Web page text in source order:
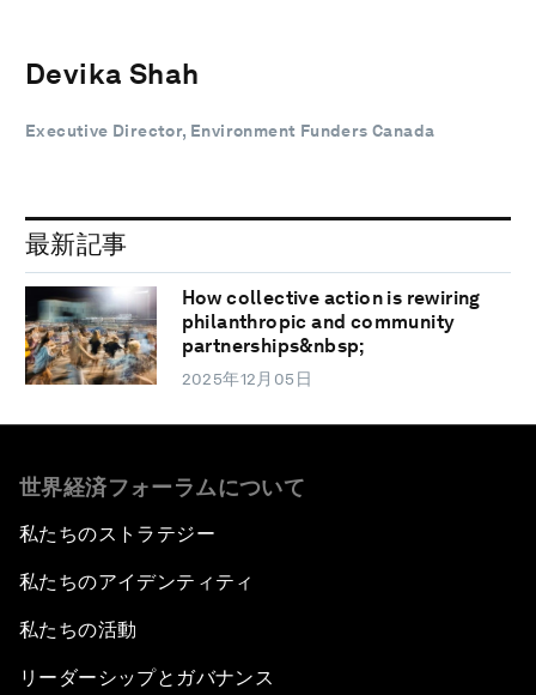
Devika Shah
Executive Director, Environment Funders Canada
最新記事
How collective action is rewiring
philanthropic and community
partnerships&nbsp;
2025年12月05日
世界経済フォーラムについて
私たちのストラテジー
私たちのアイデンティティ
私たちの活動
リーダーシップとガバナンス